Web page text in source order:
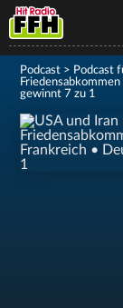
Podcast > Podcast
gewinnt 7 zu 1